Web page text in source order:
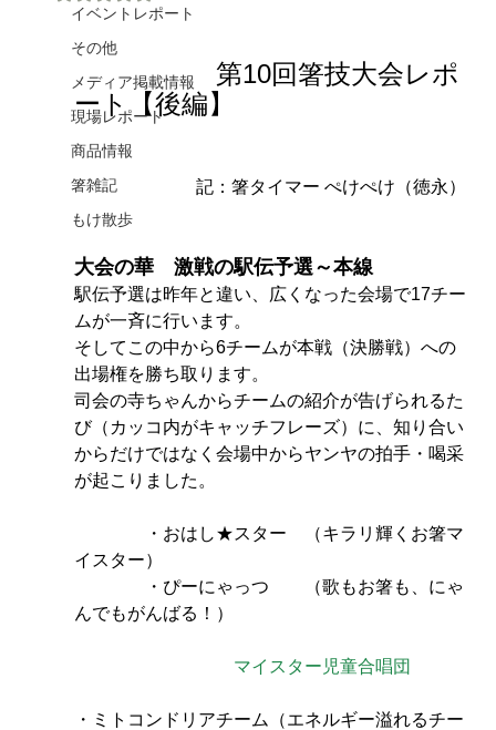
イベントレポート
その他
メディア掲載情報
現場レポート
商品情報
箸雑記
もけ散歩
第10回箸技大会レポ
ート【後編】
記：箸タイマー ぺけぺけ（徳永）
大会の華　激戦の駅伝予選～本線
駅伝予選は昨年と違い、広くなった会場で17チー
ムが一斉に行います。
そしてこの中から6チームが本戦（決勝戦）への
出場権を勝ち取ります。
司会の寺ちゃんからチームの紹介が告げられるた
び（カッコ内がキャッチフレーズ）に、知り合い
からだけではなく会場中からヤンヤの拍手・喝采
が起こりました。
・おはし★スター　（キラリ輝くお箸マ
イスター）
・ぴーにゃっつ　　（歌もお箸も、にゃ
んでもがんばる！）
マイスター児童合唱団
・ミトコンドリアチーム（エネルギー溢れるチー